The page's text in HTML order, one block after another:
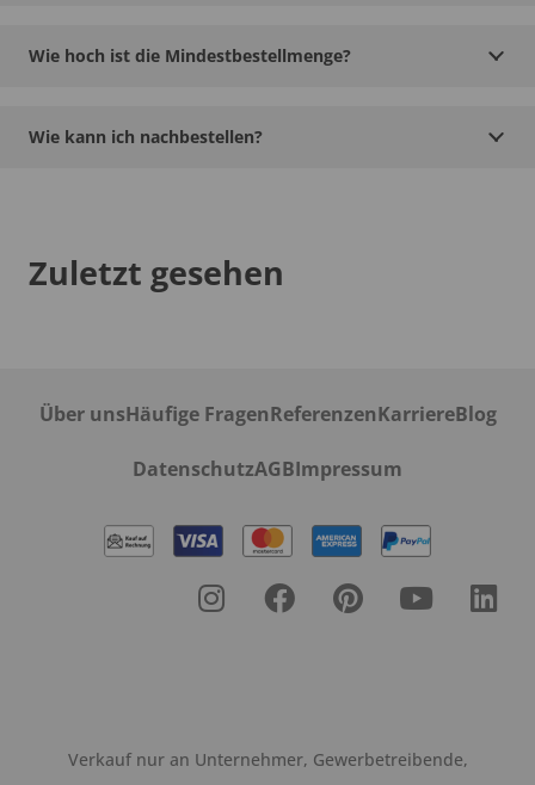
Wie hoch ist die Mindestbestellmenge?
Wie kann ich nachbestellen?
Zuletzt gesehen
Über unsHäufige FragenReferenzenKarriereBlog
DatenschutzAGBImpressum
Verkauf nur an Unternehmer, Gewerbetreibende,